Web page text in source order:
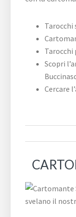
Tarocchi
Tarocchi
Scopri
Cercare